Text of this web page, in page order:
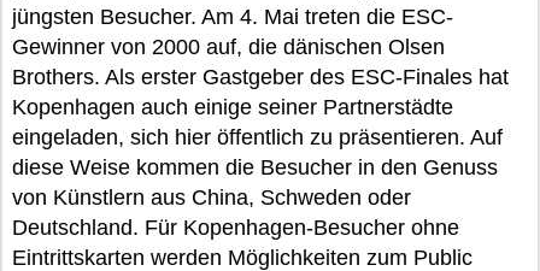
jüngsten Besucher. Am 4. Mai treten die ESC-
Gewinner von 2000 auf, die dänischen Olsen
Brothers. Als erster Gastgeber des ESC-Finales hat
Kopenhagen auch einige seiner Partnerstädte
eingeladen, sich hier öffentlich zu präsentieren. Auf
diese Weise kommen die Besucher in den Genuss
von Künstlern aus China, Schweden oder
Deutschland. Für Kopenhagen-Besucher ohne
Eintrittskarten werden Möglichkeiten zum Public